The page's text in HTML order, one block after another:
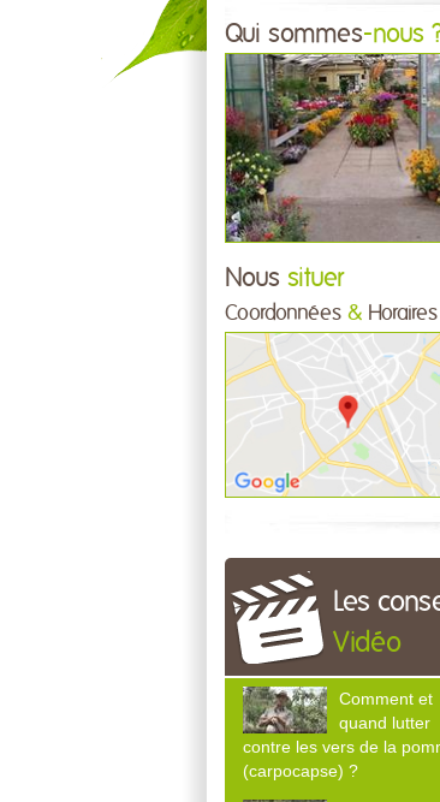
Qui sommes-nous
Nous situer
Coordonnées & Horaires
Les
Vidéo
Comment et
quand lutter
contre les vers de la
(carpocapse) ?